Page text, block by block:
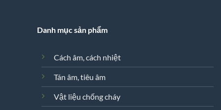
Danh mục sản phẩm
Cách âm, cách nhiệt
Tán âm, tiêu âm
Vật liệu chống cháy